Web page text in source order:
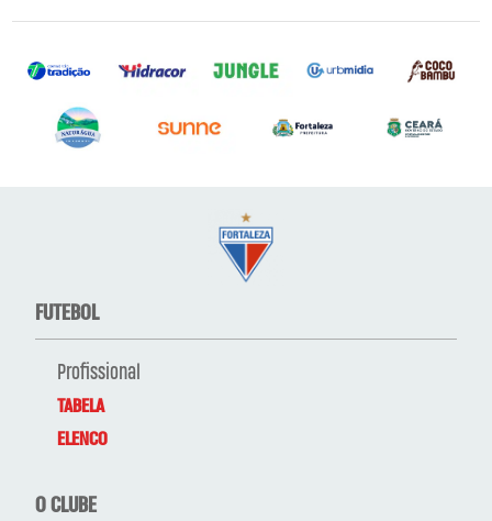
FUTEBOL
Profissional
TABELA
ELENCO
O CLUBE